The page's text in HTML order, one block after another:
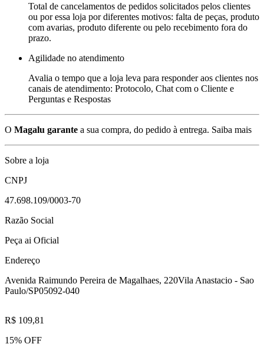
Total de cancelamentos de pedidos solicitados pelos clientes
ou por essa loja por diferentes motivos: falta de peças, produto
com avarias, produto diferente ou pelo recebimento fora do
prazo.
Agilidade no atendimento
Avalia o tempo que a loja leva para responder aos clientes nos
canais de atendimento: Protocolo, Chat com o Cliente e
Perguntas e Respostas
O Magalu garante a sua compra, do pedido à entrega. Saiba mais
Sobre a loja
CNPJ
47.698.109/0003-70
Razão Social
Peça ai Oficial
Endereço
Avenida Raimundo Pereira de Magalhaes, 220Vila Anastacio - Sao
Paulo/SP05092-040
R$ 109,81
15% OFF